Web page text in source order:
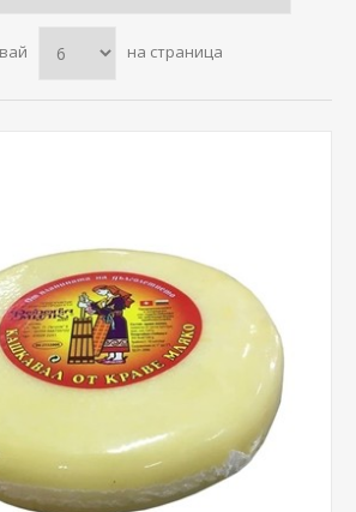
на страница